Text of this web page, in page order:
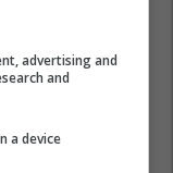
advertising and
and
a device